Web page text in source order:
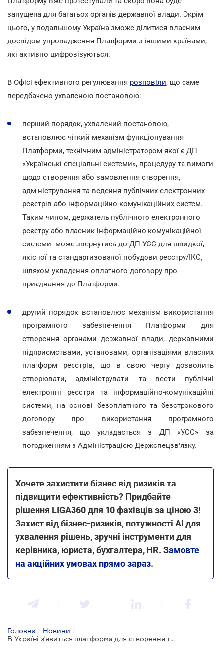
запущена для багатьох органів державної влади. Окрім
цього, у подальшому Україна зможе ділитися власним
досвідом упровадження Платформи з іншими країнами,
які активно цифровізуються.
В Офісі ефективного регулювання розповіли, що саме
передбачено ухваленою постановою:
перший порядок, ухвалений постановою,
встановлює чіткий механізм функціонування
Платформи, технічним адміністратором якої є ДП
«Українські спеціальні системи», процедуру та вимоги
щодо створення або замовлення створення,
адміністрування та ведення публічних електронних
реєстрів або інформаційно-комунікаційних систем.
Таким чином, держатель публічного електронного
реєстру або власник інформаційно-комунікаційної
системи може звернутись до ДП УСС для швидкої,
якісної та стандартизованої побудови реєстру/ІКС,
шляхом укладення оплатного договору про
приєднання до Платформи.
другий порядок встановлює механізм використання
програмного забезпечення Платформи для
створення органами державної влади, державними
підприємствами, установами, організаціями власних
платформ реєстрів, що в свою чергу дозволить
створювати, адмініструвати та вести публічні
електронні реєстри та інформаційно-комунікаційні
системи, на основі безоплатного та безстрокового
договору про використання програмного
забезпечення, що укладається з ДП «УСС» за
погодженням з Адміністрацією Держспецзв'язку.
Хочете захистити бізнес від ризиків та
підвищити ефективність? Придбайте
рішення LIGA360 для 10 фахівців за ціною 3!
Захист від бізнес-ризиків, потужності AI для
ухвалення рішень, зручні інструменти для
керівника, юриста, бухгалтера, HR. Замовте
на акційних умовах прямо зараз.
Головна / Новини /
В Україні з'явиться платформа для створення та супроводження державних електронних реєстрів